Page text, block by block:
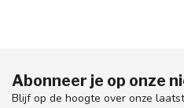
Abonneer je op onze
Blijf op de hoogte over onze